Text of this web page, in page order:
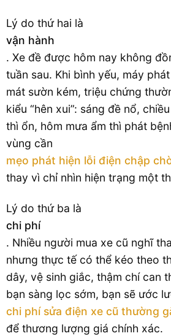
Lý do thứ hai là
vận hành
. Xe đề được hôm nay không
tuần sau. Khi bình yếu, máy
mát sườn kém, triệu chứng
kiểu “hên xui”: sáng đề nổ,
thì ổn, hôm mưa ẩm thì phát
vùng cần
mẹo phát hiện lỗi điện chập
thay vì chỉ nhìn hiện trạng một
Lý do thứ ba là
chi phí
. Nhiều người mua xe cũ nghĩ
nhưng thực tế có thể kéo theo
dây, vệ sinh giắc, thậm chí can
bạn sàng lọc sớm, bạn sẽ ước
chi phí sửa điện xe cũ thường
để thương lượng giá chính xác.